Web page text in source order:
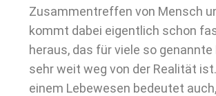
Zusammentreffen von Mensch
kommt dabei eigentlich schon
heraus, das für viele so
sehr weit weg von der Realität
einem Lebewesen bedeutet